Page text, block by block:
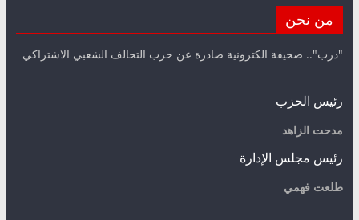
من نحن
"درب".. صحيفة الكترونية صادرة عن حزب التحالف الشعبي الاشتراكي
رئيس الحزب
مدحت الزاهد
رئيس مجلس الإدارة
طلعت فهمي